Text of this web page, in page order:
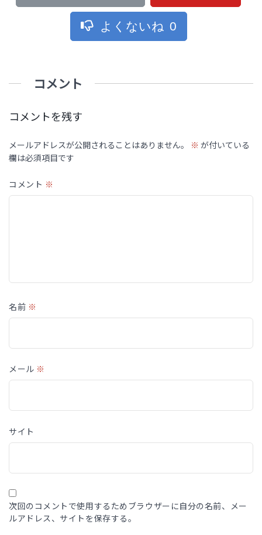
よくないね 0
コメント
コメントを残す
メールアドレスが公開されることはありません。 ※ が付いている
欄は必須項目です
コメント ※
名前 ※
メール ※
サイト
次回のコメントで使用するためブラウザーに自分の名前、メー
ルアドレス、サイトを保存する。